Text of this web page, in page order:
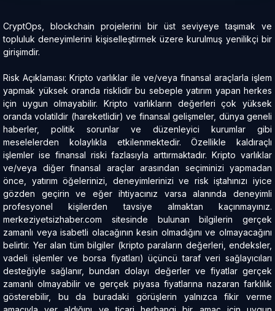
CryptOps, blockchain projelerini bir üst seviyeye taşımak ve
topluluk deneyimlerini kişiselleştirmek üzere kurulmuş yenilikçi bir
girişimdir.
Risk Açıklaması: Kripto varlıklar ile ve/veya finansal araçlarla işlem
yapmak yüksek oranda risklidir bu sebeple yatırım yapan herkes
için uygun olmayabilir. Kripto varlıkların değerleri çok yüksek
oranda volatildir (hareketlidir) ve finansal gelişmeler, dünya geneli
haberler, politik sorunlar ve düzenleyici kurumlar gibi
meselelerden kolaylıkla etkilenmektedir. Özellikle kaldıraçlı
işlemler ise finansal riski fazlasıyla arttırmaktadır. Kripto varlıklar
ve/veya diğer finansal araçlar arasından seçiminizi yapmadan
önce, yatırım öğelerinizi, deneyimlerinizi ve risk iştahınızı iyice
gözden geçirin ve eğer ihtiyacınız varsa alanında deneyimli
profesyonel kişilerden tavsiye almaktan kaçınmayınız.
merkeziyetsizhaber.com sitesinde bulunan bilgilerin gerçek
zamanlı veya isabetli olacağının kesin olmadığını ve olmayacağını
belirtir. Yer alan tüm bilgiler (kripto paraların değerleri, endeksler,
vadeli işlemler ve borsa fiyatları) üçüncü taraf veri sağlayıcıları
desteğiyle sağlanır, bundan dolayı değerler ve fiyatlar gerçek
zamanlı olmayabilir ve gerçek piyasa fiyatlarına nazaran farklılık
gösterebilir, bu da buradaki görüşlerin yalnızca fikir verme